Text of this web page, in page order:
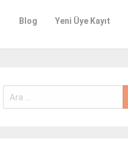
Blog Yeni Üye Kayıt
Arama: